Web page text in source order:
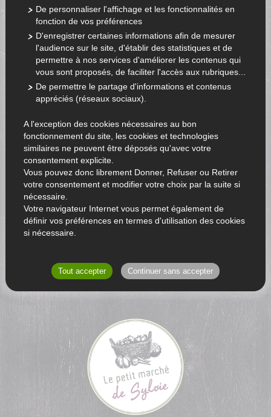
ACCUEIL LÉGUMES ET FRUITS DE SAISON
De personnaliser l'affichage et les fonctionnalités en
fonction de vos préférences
D'enregistrer certaines informations afin de mesurer
l'audience sur le site, d'établir des statistiques et de
permettre à nos services d'améliorer les contenus qui
vous sont proposés, de faciliter l'accès aux rubriques...
De permettre le partage d'informations et contenus
appréciés (réseaux sociaux).
A l'exception des cookies nécessaires au bon
fonctionnement du site, les cookies et technologies
similaires ne peuvent être déposés qu'avec votre
consentement explicite.
Vous pouvez donc librement Donner, Refuser ou Retirer
votre consentement et modifier votre choix par la suite si
nécessaire.
Votre navigateur Internet vous permet également de
définir vos préférences en termes d'utilisation des cookies
si nécessaire.
Tout accepter Continuer sans accepter